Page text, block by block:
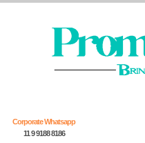
Corporate Whatsapp
11 9 9188 8186